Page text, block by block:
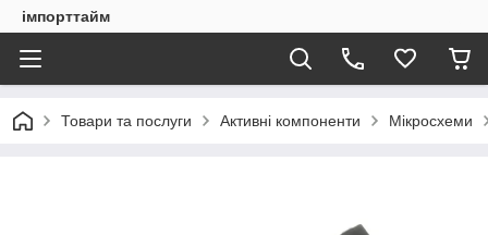
імпорттайм
Товари та послуги Активні компоненти Мікросхеми